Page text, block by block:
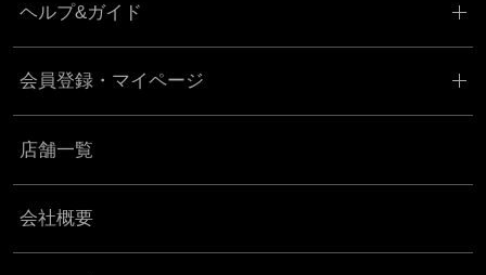
ヘルプ&ガイド
会員登録・マイページ
店舗一覧
会社概要